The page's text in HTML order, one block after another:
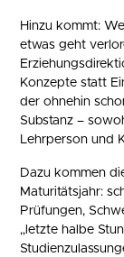
Hinzu kommt:
etwas geht
Konzepte statt
der ohnehin
Substanz –
Lehrperson und
Dazu kommen
Maturitätsjahr:
Prüfungen,
„letzte halbe